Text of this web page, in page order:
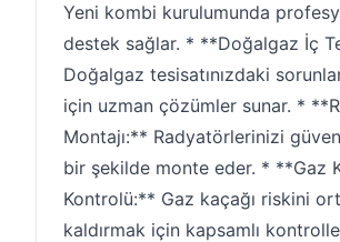
Yeni kombi kurulumunda
destek sağlar. * **Doğalgaz İç
Doğalgaz tesisatınızdaki
için uzman çözümler sunar. *
Montajı:** Radyatörlerinizi
bir şekilde monte eder. * **Gaz
Kontrolü:** Gaz kaçağı riskini
kaldırmak için kapsamlı